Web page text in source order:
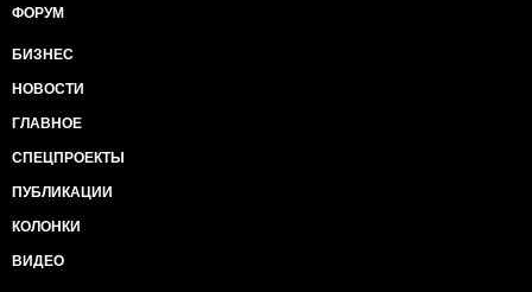
ФОРУМ
БИЗНЕС
НОВОСТИ
ГЛАВНОЕ
СПЕЦПРОЕКТЫ
ПУБЛИКАЦИИ
КОЛОНКИ
ВИДЕО